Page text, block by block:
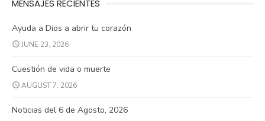
MENSAJES RECIENTES
Ayuda a Dios a abrir tu corazón
JUNE 23, 2026
Cuestión de vida o muerte
AUGUST 7, 2026
Noticias del 6 de Agosto, 2026